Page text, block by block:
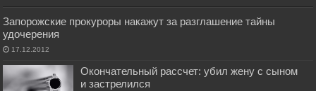
Запорожские прокуроры накажут за разглашение тайны
удочерения
17.12.2012
Окончательный рассчет: убил жену с сыном
и застрелился